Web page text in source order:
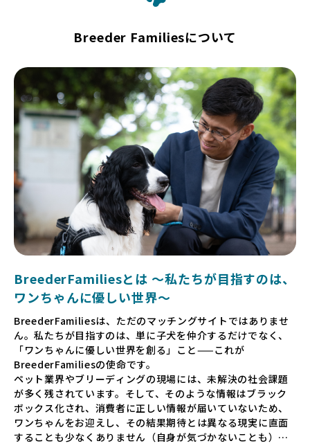
Breeder Familiesについて
BreederFamiliesとは 〜私たちが目指すのは、
ワンちゃんに優しい世界〜
BreederFamiliesは、ただのマッチングサイトではありませ
ん。私たちが目指すのは、単に子犬を仲介するだけでなく、
「ワンちゃんに優しい世界を創る」こと——これが
BreederFamiliesの使命です。
ペット業界やブリーディングの現場には、未解決の社会課題
が多く残されています。そして、そのような情報はブラック
ボックス化され、消費者に正しい情報が届いていないため、
ワンちゃんをお迎えし、その結果期待とは異なる現実に直面
することも少なくありません（自身が気づかないことも）。